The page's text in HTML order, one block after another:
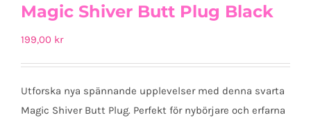
Magic Shiver Butt Plug Black
199,00 kr
Utforska nya spännande upplevelser med denna svarta
Magic Shiver Butt Plug. Perfekt för nybörjare och erfarna